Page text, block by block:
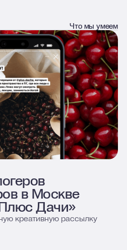
Что мы умеем
в Москве
Дачи»
креативную рассылку